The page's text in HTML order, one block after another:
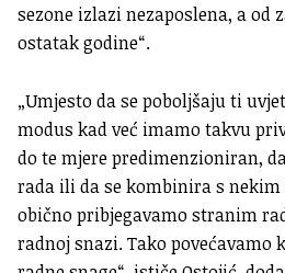
sezone izlazi nezaposlena, a od
ostatak godine“.
„Umjesto da se poboljšaju ti
modus kad već imamo takvu
do te mjere predimenzioniran,
rada ili da se kombinira s
obično pribjegavamo stranim
radnoj snazi. Tako